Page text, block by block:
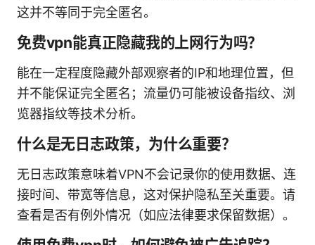
这并不等同于完全匿名。
免费vpn能真正隐藏我的上网行为吗？
能在一定程度隐藏外部观察者的IP和地理位置，但
并不能保证完全匿名；流量仍可能被设备指纹、浏
览器指纹等技术分析。
什么是无日志政策，为什么重要？
无日志政策意味着VPN不会记录你的使用数据、连
接时间、带宽等信息，这对保护隐私至关重要。请
查看是否有例外情况（如应法律要求保留数据）。